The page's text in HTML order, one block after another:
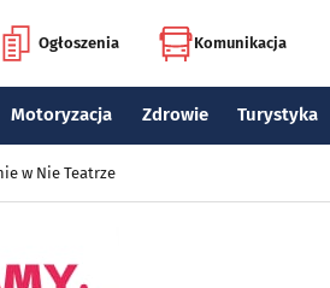
Ogłoszenia Komunikacja
Motoryzacja Zdrowie Turystyka
w Nie Teatrze